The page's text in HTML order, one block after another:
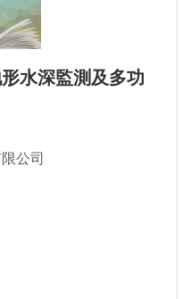
水深監測及多功
公司